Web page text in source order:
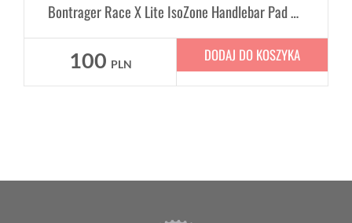
Bontrager Race X Lite IsoZone Handlebar Pad Kit
100 PLN DODAJ DO KOSZYKA